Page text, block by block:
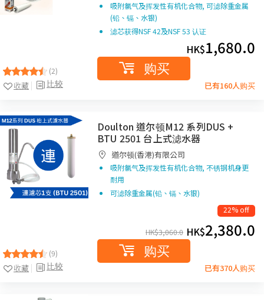
(2)
比较
收藏
吸附氯气及挥发性有机化合物, 可滤除重金属
(铅、镉、水银)
滤芯获得NSF 42及NSF 53 认证
HK$1,680.0
购买
已有160人购买
(9)
比较
收藏
Doulton 道尔顿M12 系列DUS +
BTU 2501 台上式滤水器
道尔顿(香港)有限公司
吸附氯气及挥发性有机化合物, 不锈钢机身更
耐用
可滤除重金属(铅、镉、水银)
22% off
HK$3,060.0 HK$2,380.0
购买
已有370人购买